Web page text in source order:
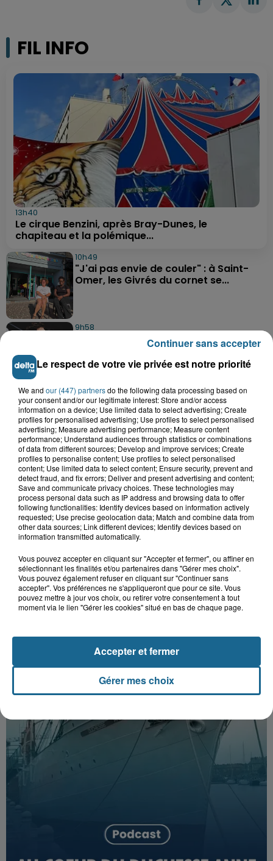
FIL INFO
13h40
Le cirque Benzini, après Bray-Dunes, le
chapiteau et la polémique...
10h49
"J'ai pas envie de couler" : à Saint-
Omer, les Givrés du cornet se...
9h58
Une préparation très physique attend
les basketteurs de...
9h26
Des super-héros dans le ciel de
Grand-Fort-Philippe
8h29
Un chien sauvé d'une mort certaine
dans une voiture à...
NOS AUTRES PODCASTS
Le respect de votre vie privée est notre priorité
We and our (447) partnersdo the following data processing based on
your consent and/or our legitimate interest: Store and/or access
information on a device; Use limited data to select advertising; Create
profiles for personalised advertising; Use profiles to select personalised
advertising; Measure advertising performance; Measure content
performance; Understand audiences through statistics or combinations
of data from different sources; Develop and improve services; Create
profiles to personalise content; Use profiles to select personalised
content; Use limited data to select content; Ensure security, prevent and
detect fraud, and fix errors; Deliver and present advertising and content;
Save and communicate privacy choices. These technologies may
process personal data such as IP address and browsing data to offer
following functionalities: Identify devices based on information actively
requested; Use precise geolocation data; Match and combine data from
other data sources; Link different devices; Identify devices based on
information transmitted automatically.
Vous pouvez accepter en cliquant sur "Accepter et fermer", ou affiner en
sélectionnant les finalités et/ou partenaires dans "Gérer mes choix".
Vous pouvez également refuser en cliquant sur "Continuer sans
accepter". Vos préférences ne s'appliqueront que pour ce site. Vous
pouvez mettre à jour vos choix, ou retirer votre consentement à tout
moment via le lien "Gérer les cookies" situé en bas de chaque page.
Gérer mes choix
Accepter et fermer
Continuer sans accepter